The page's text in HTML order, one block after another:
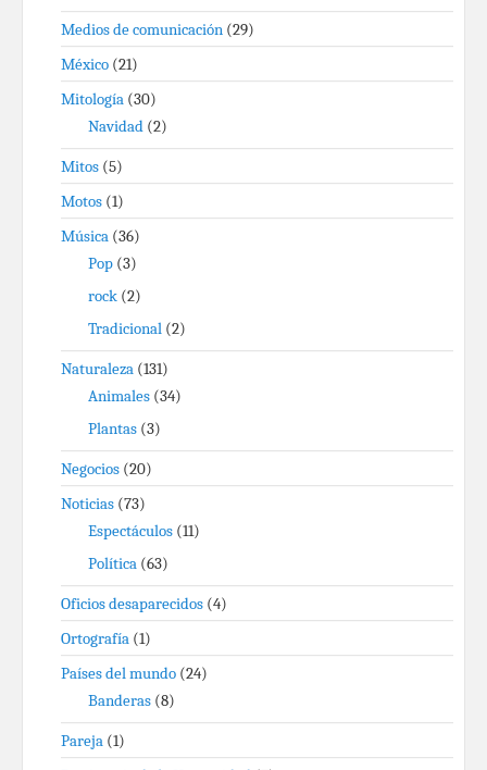
Medios de comunicación (29)
México (21)
Mitología (30)
Navidad (2)
Mitos (5)
Motos (1)
Música (36)
Pop (3)
rock (2)
Tradicional (2)
Naturaleza (131)
Animales (34)
Plantas (3)
Negocios (20)
Noticias (73)
Espectáculos (11)
Política (63)
Oficios desaparecidos (4)
Ortografía (1)
Países del mundo (24)
Banderas (8)
Pareja (1)